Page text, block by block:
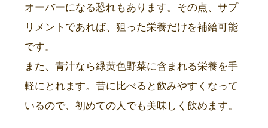
オーバーになる恐れもあります。その点、サプ
リメントであれば、狙った栄養だけを補給可能
です。
また、青汁なら緑黄色野菜に含まれる栄養を手
軽にとれます。昔に比べると飲みやすくなって
いるので、初めての人でも美味しく飲めます。